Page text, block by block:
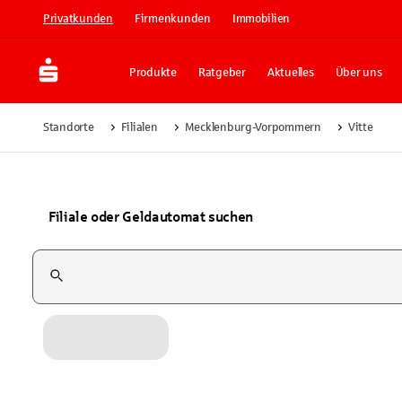
Privatkunden Firmenkunden Immobilien
Produkte Ratgeber Aktuelles Über uns
Standorte Filialen Mecklenburg-Vorpommern Vitte
Filiale oder Geldautomat suchen
Suchfeld